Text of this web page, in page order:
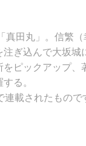
「最悪の空気
真田丸」。信繁
ぎ込んで大坂城
をピックアップ、
る。
載されたもので